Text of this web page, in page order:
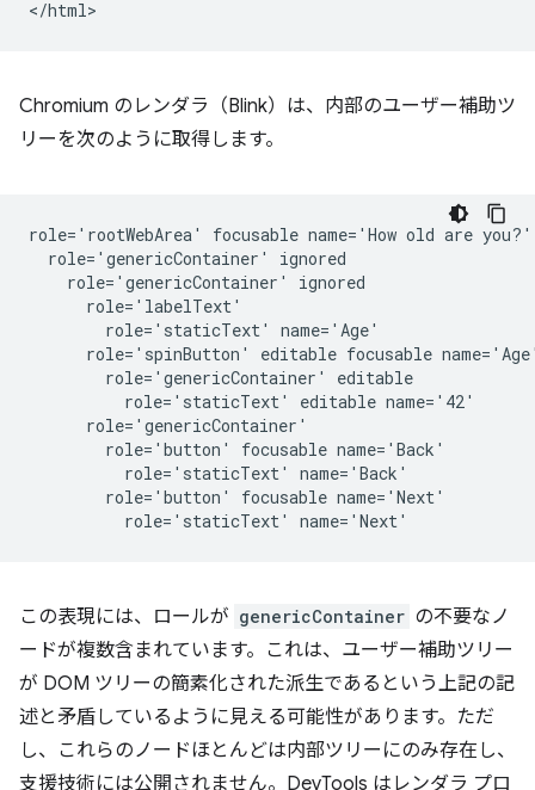
Chromium のレンダラ（Blink）は、内部のユーザー補助ツ
リーを次のように取得します。
role='rootWebArea' focusable name='How old are you?'
  role='genericContainer' ignored
    role='genericContainer' ignored
      role='labelText'
        role='staticText' name='Age'
role='spinButton' editable focusable
        role='genericContainer' editable
          role='staticText' editable name='42'
      role='genericContainer'
        role='button' focusable name='Back'
          role='staticText' name='Back'
        role='button' focusable name='Next'
この表現には、ロールが genericContainer の不要なノ
ードが複数含まれています。これは、ユーザー補助ツリー
が DOM ツリーの簡素化された派生であるという上記の記
述と矛盾しているように見える可能性があります。ただ
し、これらのノードほとんどは内部ツリーにのみ存在し、
支援技術には公開されません。DevTools はレンダラ プロ